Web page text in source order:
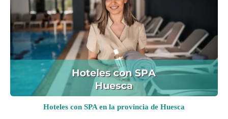
Hoteles con SPA en la provincia de Huesca